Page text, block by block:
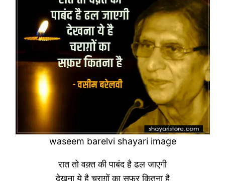
waseem barelvi shayari image
रात तो वक़्त की पाबंद है ढल जाएगी
देखना ये है चराग़ों का सफ़र कितना है